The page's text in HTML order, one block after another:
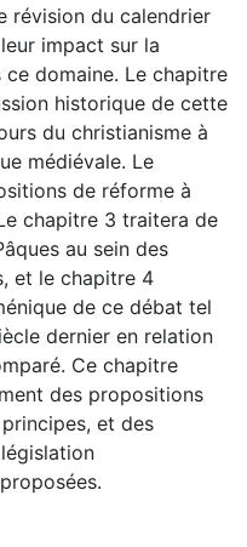
révision du calendrier
impact sur la
domaine. Le chapitre
historique de cette
du christianisme à
médiévale. Le
de réforme à
chapitre 3 traitera de
au sein des
et le chapitre 4
de ce débat tel
dernier en relation
Ce chapitre
des propositions
et des